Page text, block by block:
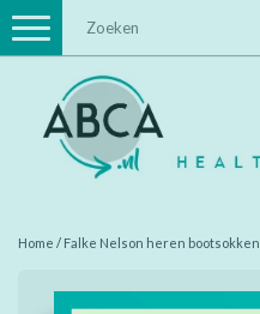
Toggle
navigation
Home / Falke Nelson heren bootsokken